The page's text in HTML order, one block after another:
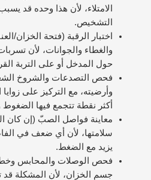
الامتلاء، لأن هذا وحده قد
التشخيص.
اختبار الرقبة (فتحة الخزان/
والغطاء والجوانات، لأن
حول المدخل أو على التربة
فحص التصدعات والشروخ
وأرضيته، مع التركيز على زوايا
أكثر نقطة تتجمع فيها الضغوط
معاينة فواصل الصبّ (إن كان
سلامتها، لأن أي ضعف في
يزيد مع الضغط.
فحص الوصلات والمحابس
جسم الخزان، لأن المشكلة قد